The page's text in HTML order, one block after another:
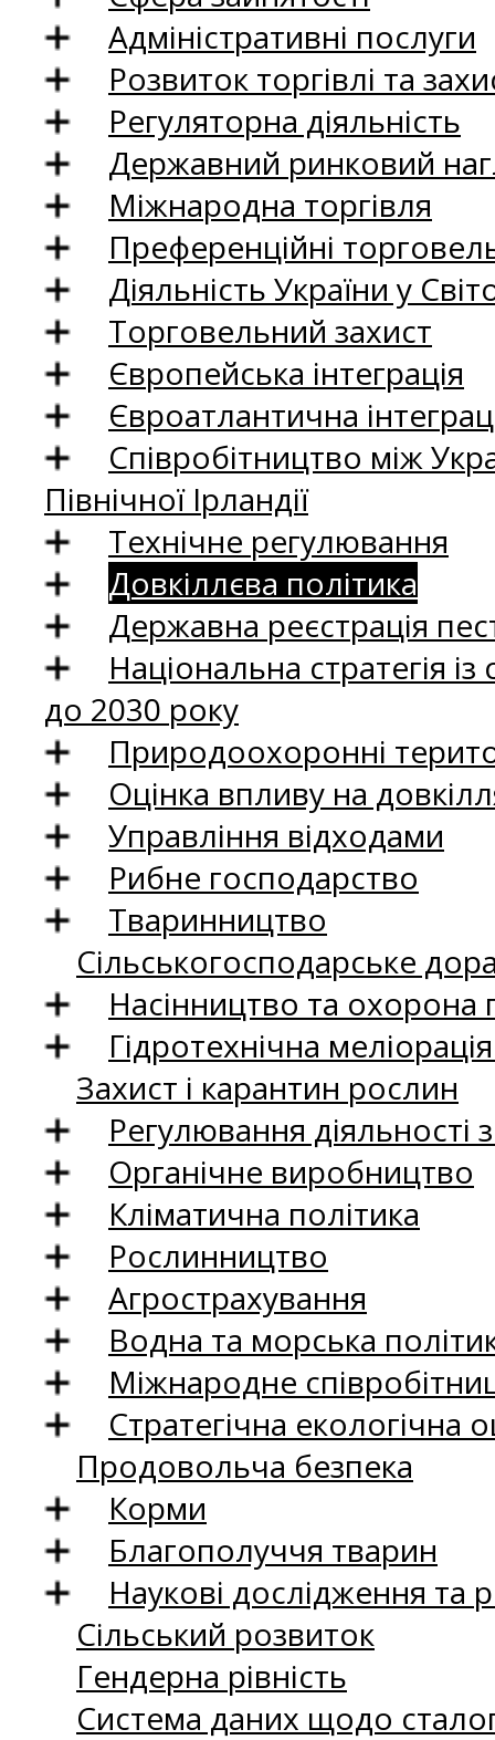
Адміністративні послуги
Розвиток торгівлі та
Регуляторна діяльність
Державний ринковий
Міжнародна торгівля
Преференційні
Діяльність України у
Торговельний захист
Європейська інтеграція
Євроатлантична
Співробітництво між
Північної Ірландії
Технічне регулювання
Довкіллєва політика
Державна реєстрація
Національна стратегія
до 2030 року
Природоохоронні
Оцінка впливу на
Управління відходами
Рибне господарство
Тваринництво
Сільськогосподарське
Насінництво та
Гідротехнічна
Захист і карантин рослин
Регулювання
Органічне виробництво
Кліматична політика
Рослинництво
Агрострахування
Водна та морська
Міжнародне
Стратегічна екологічна
Продовольча безпека
Корми
Благополуччя тварин
Наукові дослідження та
Сільський розвиток
Гендерна рівність
Система даних щодо